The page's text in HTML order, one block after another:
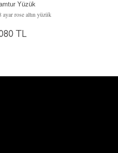
Yüzük
rose altın yüzük
TL